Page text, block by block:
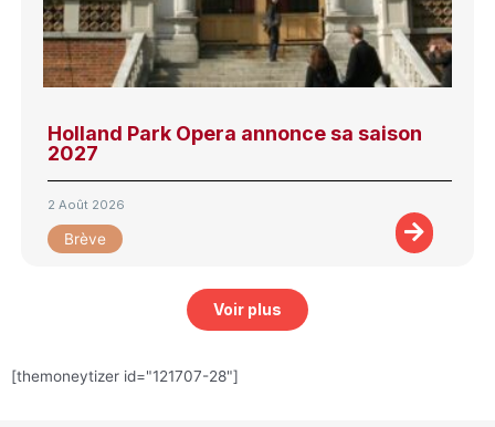
Holland Park Opera annonce sa saison
2027
2 Août 2026
Brève
Voir plus
[themoneytizer id="121707-28"]